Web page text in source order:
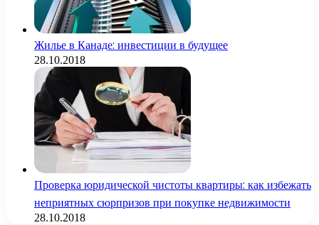
Жилье в Канаде: инвестиции в будущее
28.10.2018
Проверка юридической чистоты квартиры: как избежать
неприятных сюрпризов при покупке недвижимости
28.10.2018